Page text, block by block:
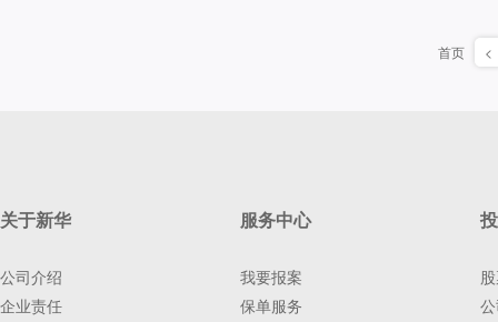
首页 <
关于新华
公司介绍
企业责任
服务中心
我要报案
保单服务